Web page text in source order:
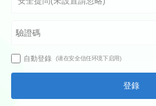
自動登錄 (请在安全信任环境下启用)
登錄